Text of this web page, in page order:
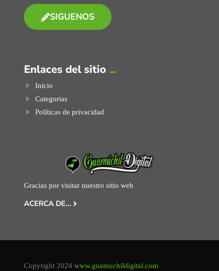
SIGUENOS
Enlaces del sitio
Inicio
Categorias
Políticas de privacidad
Gracias por visitar nuestro sitio web
ACERCA DE...
Copyright 2024 www.guamuchildigital.com